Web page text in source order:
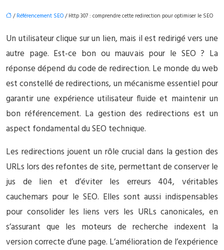
/Référencement SEO/ Http 307 : comprendre cette redirection pour optimiser le SEO
Un utilisateur clique sur un lien, mais il est redirigé vers une
autre page. Est-ce bon ou mauvais pour le SEO ? La
réponse dépend du code de redirection. Le monde du web
est constellé de redirections, un mécanisme essentiel pour
garantir une expérience utilisateur fluide et maintenir un
bon référencement. La gestion des redirections est un
aspect fondamental du SEO technique.
Les redirections jouent un rôle crucial dans la gestion des
URLs lors des refontes de site, permettant de conserver le
jus de lien et d’éviter les erreurs 404, véritables
cauchemars pour le SEO. Elles sont aussi indispensables
pour consolider les liens vers les URLs canonicales, en
s’assurant que les moteurs de recherche indexent la
version correcte d’une page. L’amélioration de l’expérience